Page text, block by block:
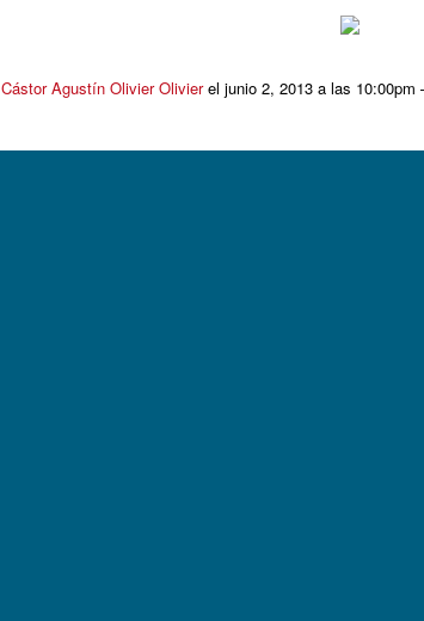
Cástor Agustín Olivier Olivierel junio 2, 2013 a las